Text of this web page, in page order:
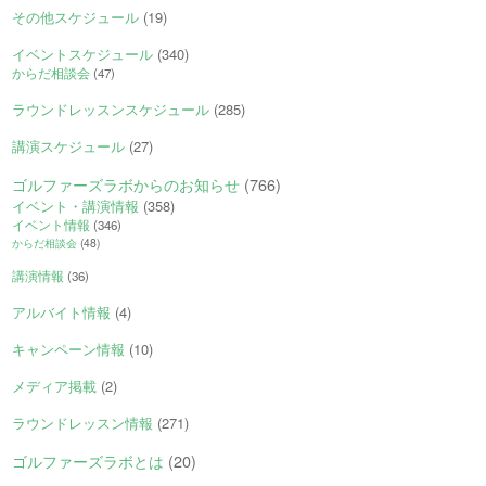
その他スケジュール (19)
イベントスケジュール (340)
からだ相談会 (47)
ラウンドレッスンスケジュール (285)
講演スケジュール (27)
ゴルファーズラボからのお知らせ (766)
イベント・講演情報 (358)
イベント情報 (346)
からだ相談会 (48)
講演情報 (36)
アルバイト情報 (4)
キャンペーン情報 (10)
メディア掲載 (2)
ラウンドレッスン情報 (271)
ゴルファーズラボとは (20)